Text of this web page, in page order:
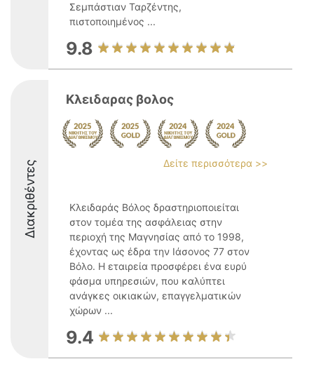
Σεμπάστιαν Ταρζέντης,
πιστοποιημένος ...
9.8
Διακριθέντες
Κλειδαρας βολος
Δείτε περισσότερα >>
Κλειδαράς Βόλος δραστηριοποιείται
στον τομέα της ασφάλειας στην
περιοχή της Μαγνησίας από το 1998,
έχοντας ως έδρα την Ιάσονος 77 στον
Βόλο. Η εταιρεία προσφέρει ένα ευρύ
φάσμα υπηρεσιών, που καλύπτει
ανάγκες οικιακών, επαγγελματικών
χώρων ...
9.4